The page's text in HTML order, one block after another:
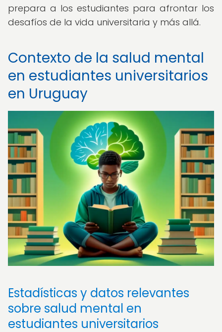
prepara a los estudiantes para afrontar los
desafíos de la vida universitaria y más allá.
Contexto de la salud mental
en estudiantes universitarios
en Uruguay
Estadísticas y datos relevantes
sobre salud mental en
estudiantes universitarios